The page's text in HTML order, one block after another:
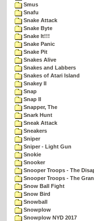
Smus
Snafu
Snake Attack
Snake Byte
Snake It!!!
Snake Panic
Snake Pit
Snakes Alive
Snakes and Labbers
Snakes of Atari Island
Snakey II
Snap
Snap II
Snapper, The
Snark Hunt
Sneak Attack
Sneakers
Sniper
Sniper - Light Gun
Snokie
Snooker
Snooper Troops - The
Snooper Troops - The
Snow Ball Fight
Snow Bird
Snowball
Snowplow
Snowplow NYD 2017